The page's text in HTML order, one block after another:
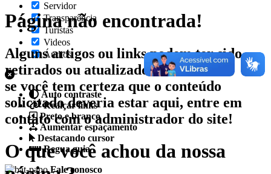
Servidor
Transparência
Turistas
Videos
Áudios
Auto contraste
Realçar links
Preto e branco
Aumentar espaçamento
Destacando cursor
Regua guia
Fale conosco
Página não encontrada!
Alguns artigos ou links podem ter sido
retirados ou atualizados.
se você tem certeza que o conteúdo
solicitado deveria estar aqui, entre em
contato com o administrador do site!
O que você achou da nossa